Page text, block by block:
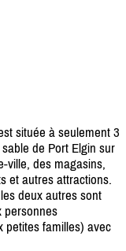
située à seulement 3
de Port Elgin sur
ville, des magasins,
et autres attractions.
deux autres sont
personnes
petites familles) avec